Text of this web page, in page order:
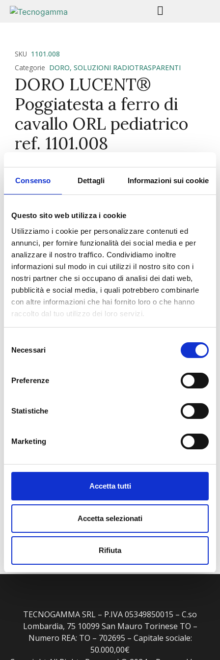
Consenso Dettagli Informazioni sui cookie
Questo sito web utilizza i cookie
Utilizziamo i cookie per personalizzare contenuti ed
annunci, per fornire funzionalità dei social media e per
analizzare il nostro traffico. Condividiamo inoltre
informazioni sul modo in cui utilizzi il nostro sito con i
nostri partner che si occupano di analisi dei dati web,
pubblicità e social media, i quali potrebbero combinarle
con altre informazioni che hai fornito loro o che hanno
raccolto dal tuo utilizzo dei loro servizi.
delNecessari
Preferenze
Statistiche
Marketing
Accetta tutti
Accetta selezionati
Rifiuta
SKU 1101.008
Categorie DORO, SOLUZIONI RADIOTRASPARENTI
DORO LUCENT®
Poggiatesta a ferro di
cavallo ORL pediatrico
ref. 1101.008
ENT è progettato per soddisfare le diverse
esigenze di posizionamento del paziente per le
procedure ORL. È montato direttamente
parte aperta del ferro di cavallo rivolta lontano dal
tavolo operatorio.
CARATTERISTICHE PRINCIPALI
I cuscinetti in gel pediatrici e per adulti possono
essere montati sulla stessa base a ferro di
cavallo.
La parte aperta è rivolta lontano dal tavolo
operatorio.
Tecnologia Quick-Rail®.
CONTATTI
Richiedi maggiori
informazioni
Siamo pronti ad ascoltarti e rispondere a tutte le
tue esigenze con la professionalità e l’efficienza
che ci contraddistinguono. Il tuo successo e la
tua soddisfazione sono la nostra priorità.
011 223 8484
info@tecnogamma.it
TECNOGAMMA SRL – P.IVA 05349850015 – C.so
Lombardia, 75 10099 San Mauro Torinese TO –
Numero REA: TO – 702695 – Capitale sociale:
50.000,00€